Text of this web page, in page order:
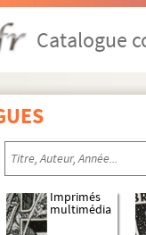
Catalogue
Imprimés
multimédia